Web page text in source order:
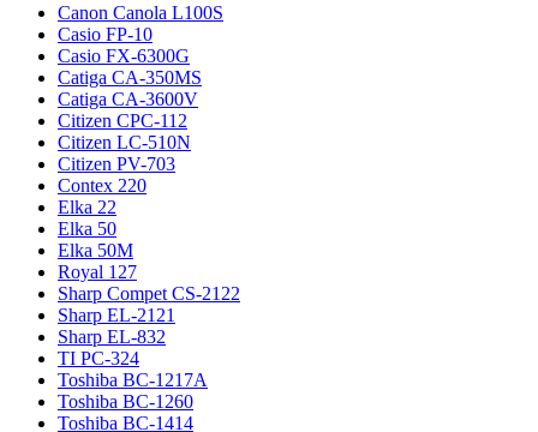
Canon Canola L100S
Casio FP-10
Casio FX-6300G
Catiga CA-350MS
Catiga CA-3600V
Citizen CPC-112
Citizen LC-510N
Citizen PV-703
Contex 220
Elka 22
Elka 50
Elka 50M
Royal 127
Sharp Compet CS-2122
Sharp EL-2121
Sharp EL-832
TI PC-324
Toshiba BC-1217A
Toshiba BC-1260
Toshiba BC-1414